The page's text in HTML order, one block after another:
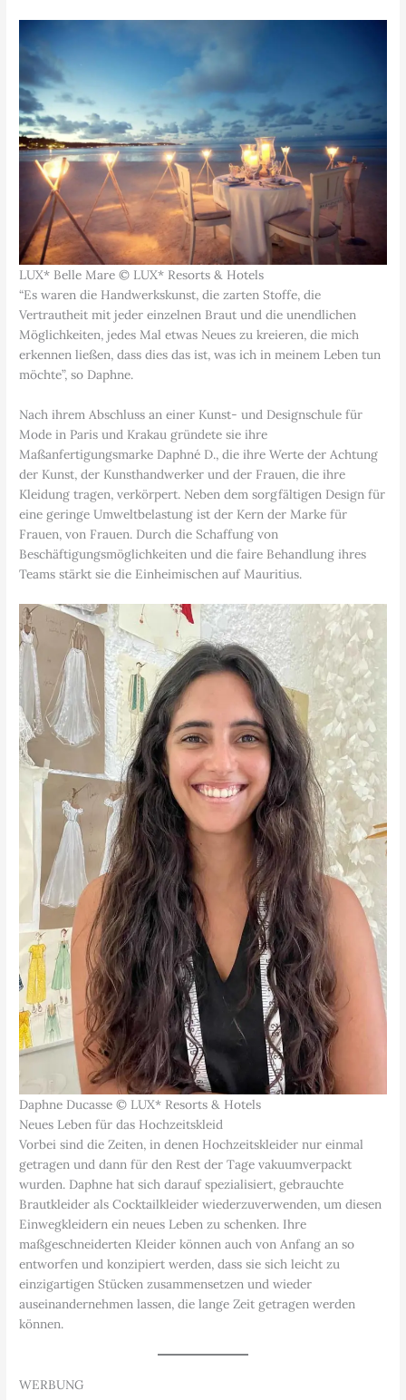
LUX* Belle Mare © LUX* Resorts & Hotels
“Es waren die Handwerkskunst, die zarten Stoffe, die
Vertrautheit mit jeder einzelnen Braut und die unendlichen
Möglichkeiten, jedes Mal etwas Neues zu kreieren, die mich
erkennen ließen, dass dies das ist, was ich in meinem Leben tun
möchte”, so Daphne.
Nach ihrem Abschluss an einer Kunst- und Designschule für
Mode in Paris und Krakau gründete sie ihre
Maßanfertigungsmarke Daphné D., die ihre Werte der Achtung
der Kunst, der Kunsthandwerker und der Frauen, die ihre
Kleidung tragen, verkörpert. Neben dem sorgfältigen Design für
eine geringe Umweltbelastung ist der Kern der Marke für
Frauen, von Frauen. Durch die Schaffung von
Beschäftigungsmöglichkeiten und die faire Behandlung ihres
Teams stärkt sie die Einheimischen auf Mauritius.
Daphne Ducasse © LUX* Resorts & Hotels
Neues Leben für das Hochzeitskleid
Vorbei sind die Zeiten, in denen Hochzeitskleider nur einmal
getragen und dann für den Rest der Tage vakuumverpackt
wurden. Daphne hat sich darauf spezialisiert, gebrauchte
Brautkleider als Cocktailkleider wiederzuverwenden, um diesen
Einwegkleidern ein neues Leben zu schenken. Ihre
maßgeschneiderten Kleider können auch von Anfang an so
entworfen und konzipiert werden, dass sie sich leicht zu
einzigartigen Stücken zusammensetzen und wieder
auseinandernehmen lassen, die lange Zeit getragen werden
können.
WERBUNG